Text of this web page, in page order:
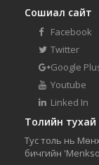
Сошиал сайт
Facebook
Twitter
Google
Youtube
Linked In
Толийн тухай
Тус толь нь
бичгийн